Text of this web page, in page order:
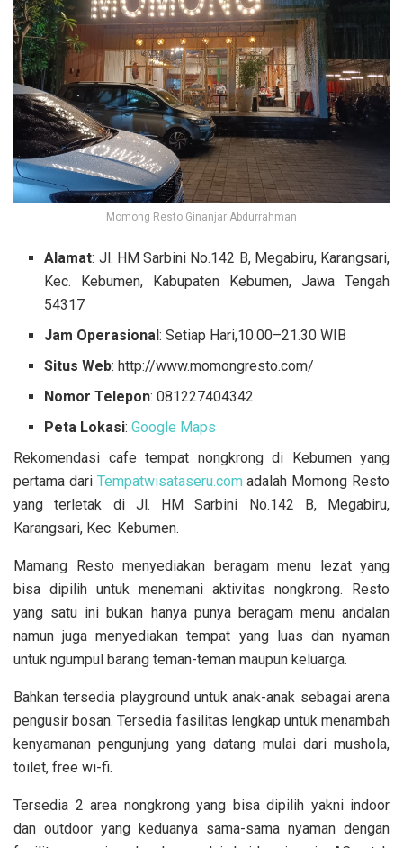
Momong Resto Ginanjar Abdurrahman
Alamat: Jl. HM Sarbini No.142 B, Megabiru, Karangsari,
Kec. Kebumen, Kabupaten Kebumen, Jawa Tengah
54317
Jam Operasional: Setiap Hari,10.00–21.30 WIB
Situs Web: http://www.momongresto.com/
Nomor Telepon: 081227404342
Peta Lokasi:Google Maps
Rekomendasi cafe tempat nongkrong di Kebumen yang
pertama dari Tempatwisataseru.com adalah Momong Resto
yang terletak di Jl. HM Sarbini No.142 B, Megabiru,
Karangsari, Kec. Kebumen.
Mamang Resto menyediakan beragam menu lezat yang
bisa dipilih untuk menemani aktivitas nongkrong. Resto
yang satu ini bukan hanya punya beragam menu andalan
namun juga menyediakan tempat yang luas dan nyaman
untuk ngumpul barang teman-teman maupun keluarga.
Bahkan tersedia playground untuk anak-anak sebagai arena
pengusir bosan. Tersedia fasilitas lengkap untuk menambah
kenyamanan pengunjung yang datang mulai dari mushola,
toilet, free wi-fi.
Tersedia 2 area nongkrong yang bisa dipilih yakni indoor
dan outdoor yang keduanya sama-sama nyaman dengan